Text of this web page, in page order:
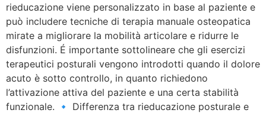
rieducazione viene personalizzato in base al paziente e
può includere tecniche di terapia manuale osteopatica
mirate a migliorare la mobilità articolare e ridurre le
disfunzioni. É importante sottolineare che gli esercizi
terapeutici posturali vengono introdotti quando il dolore
acuto è sotto controllo, in quanto richiedono
l’attivazione attiva del paziente e una certa stabilità
funzionale. 🔹 Differenza tra rieducazione posturale e